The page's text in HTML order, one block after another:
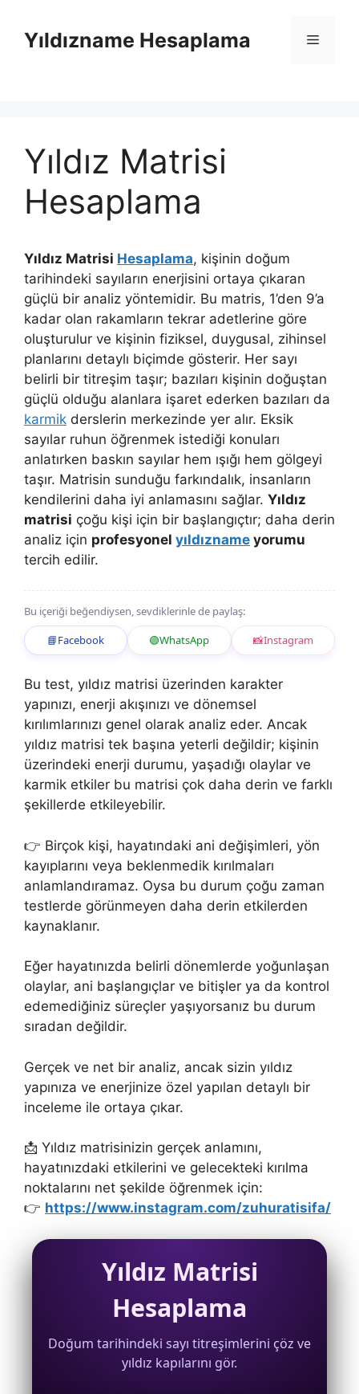
Yıldızname Hesaplama Menü
Yıldız Matrisi
Hesaplama
Yıldız Matrisi Hesaplama, kişinin doğum
tarihindeki sayıların enerjisini ortaya çıkaran
güçlü bir analiz yöntemidir. Bu matris, 1’den 9’a
kadar olan rakamların tekrar adetlerine göre
oluşturulur ve kişinin fiziksel, duygusal, zihinsel
planlarını detaylı biçimde gösterir. Her sayı
belirli bir titreşim taşır; bazıları kişinin doğuştan
güçlü olduğu alanlara işaret ederken bazıları da
karmik derslerin merkezinde yer alır. Eksik
sayılar ruhun öğrenmek istediği konuları
anlatırken baskın sayılar hem ışığı hem gölgeyi
taşır. Matrisin sunduğu farkındalık, insanların
kendilerini daha iyi anlamasını sağlar. Yıldız
matrisi çoğu kişi için bir başlangıçtır; daha derin
analiz için profesyonel yıldızname yorumu
tercih edilir.
Bu içeriği beğendiysen, sevdiklerinle de paylaş:
📘Facebook 🟢WhatsApp 📸Instagram
Bu test, yıldız matrisi üzerinden karakter
yapınızı, enerji akışınızı ve dönemsel
kırılımlarınızı genel olarak analiz eder. Ancak
yıldız matrisi tek başına yeterli değildir; kişinin
üzerindeki enerji durumu, yaşadığı olaylar ve
karmik etkiler bu matrisi çok daha derin ve farklı
şekillerde etkileyebilir.
👉 Birçok kişi, hayatındaki ani değişimleri, yön
kayıplarını veya beklenmedik kırılmaları
anlamlandıramaz. Oysa bu durum çoğu zaman
testlerde görünmeyen daha derin etkilerden
kaynaklanır.
Eğer hayatınızda belirli dönemlerde yoğunlaşan
olaylar, ani başlangıçlar ve bitişler ya da kontrol
edemediğiniz süreçler yaşıyorsanız bu durum
sıradan değildir.
Gerçek ve net bir analiz, ancak sizin yıldız
yapınıza ve enerjinize özel yapılan detaylı bir
inceleme ile ortaya çıkar.
📩 Yıldız matrisinizin gerçek anlamını,
hayatınızdaki etkilerini ve gelecekteki kırılma
noktalarını net şekilde öğrenmek için:
👉 https://www.instagram.com/zuhuratisifa/
Yıldız Matrisi
Hesaplama
Doğum tarihindeki sayı titreşimlerini çöz ve
yıldız kapılarını gör.